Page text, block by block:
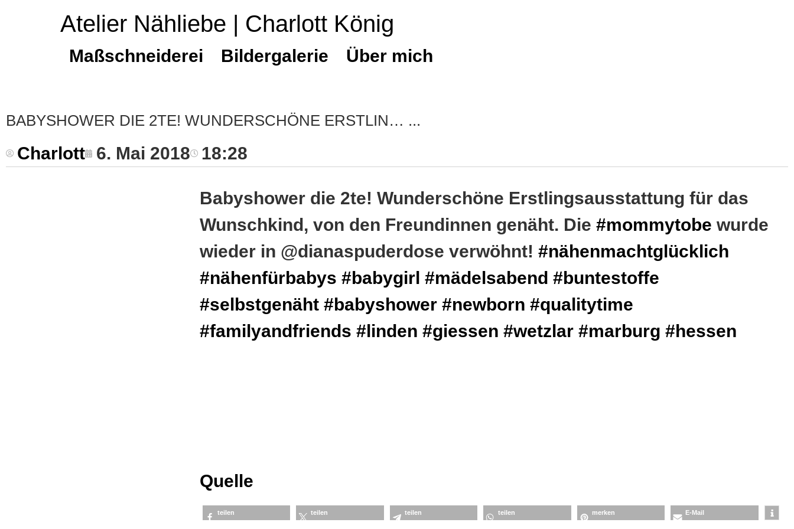
Atelier Nähliebe | Charlott König
Maßschneiderei Bildergalerie Über mich
BABYSHOWER DIE 2TE! WUNDERSCHÖNE ERSTLIN…
Charlott 6. Mai 2018 18:28
Babyshower die 2te! Wunderschöne Erstlingsausstattung für das
Wunschkind, von den Freundinnen genäht. Die #mommytobe wurde
wieder in @dianaspuderdose verwöhnt! #nähenmachtglücklich
#nähenfürbabys #babygirl #mädelsabend #buntestoffe
#selbstgenäht #babyshower #newborn #qualitytime
#familyandfriends #linden #giessen #wetzlar #marburg #hessen
Quelle
teilen teilen teilen teilen merken E-Mail